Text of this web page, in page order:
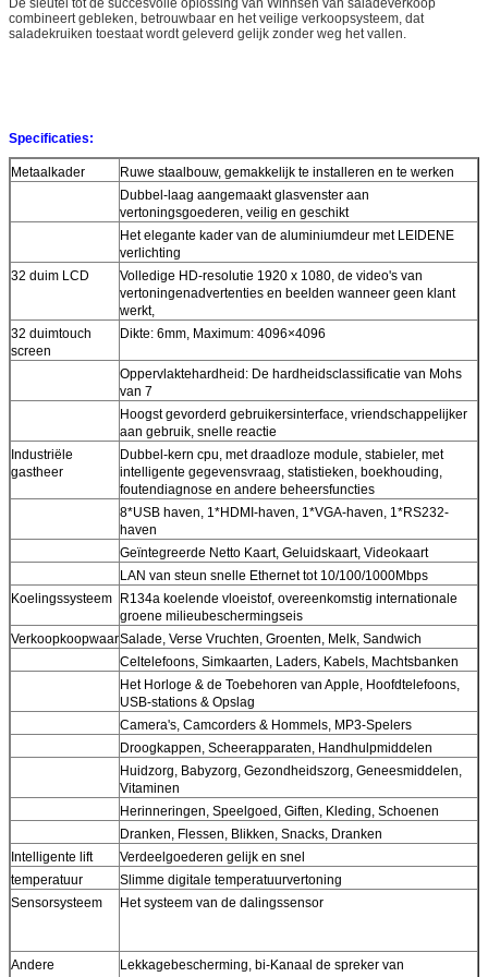
Laat een bericht achter
We bellen je snel terug!
De sleutel tot de succesvolle oplossing van Winnsen van saladeverkoop
combineert gebleken, betrouwbaar en het veilige verkoopsysteem, dat
saladekruiken toestaat wordt geleverd gelijk zonder weg het vallen.
Specificaties:
Metaalkader
Ruwe staalbouw, gemakkelijk te installeren en te werken
Dubbel-laag aangemaakt glasvenster aan
vertoningsgoederen, veilig en geschikt
Het elegante kader van de aluminiumdeur met LEIDENE
verlichting
32 duim LCD
Volledige HD-resolutie 1920 x 1080, de video's van
vertoningenadvertenties en beelden wanneer geen klant
werkt,
32 duimtouch
screen
Dikte: 6mm, Maximum: 4096×4096
Oppervlaktehardheid: De hardheidsclassificatie van Mohs
van 7
Hoogst gevorderd gebruikersinterface, vriendschappelijker
aan gebruik, snelle reactie
Industriële
gastheer
Dubbel-kern cpu, met draadloze module, stabieler, met
intelligente gegevensvraag, statistieken, boekhouding,
foutendiagnose en andere beheersfuncties
8*USB haven, 1*HDMI-haven, 1*VGA-haven, 1*RS232-
haven
Geïntegreerde Netto Kaart, Geluidskaart, Videokaart
LAN van steun snelle Ethernet tot 10/100/1000Mbps
Koelingssysteem R134a koelende vloeistof, overeenkomstig internationale
groene milieubeschermingseis
VerkoopkoopwaarSalade, Verse Vruchten, Groenten, Melk, Sandwich
Celtelefoons, Simkaarten, Laders, Kabels, Machtsbanken
Het Horloge & de Toebehoren van Apple, Hoofdtelefoons,
USB-stations & Opslag
Camera's, Camcorders & Hommels, MP3-Spelers
Droogkappen, Scheerapparaten, Handhulpmiddelen
Huidzorg, Babyzorg, Gezondheidszorg, Geneesmiddelen,
Vitaminen
Herinneringen, Speelgoed, Giften, Kleding, Schoenen
Dranken, Flessen, Blikken, Snacks, Dranken
Intelligente lift
Verdeelgoederen gelijk en snel
temperatuur
Slimme digitale temperatuurvertoning
Sensorsysteem
Het systeem van de dalingssensor
Andere
Lekkagebescherming, bi-Kanaal de spreker van